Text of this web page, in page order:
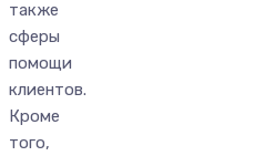
также
сферы
помощи
клиентов.
Кроме
того,